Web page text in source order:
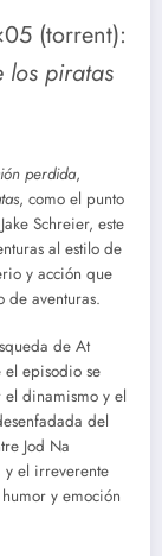
(torrent):
los piratas
perdida,
, como el punto
Schreier, este
al estilo de
y acción que
de aventuras.
de At
episodio se
dinamismo y el
del
Jod Na
y el irreverente
y emoción